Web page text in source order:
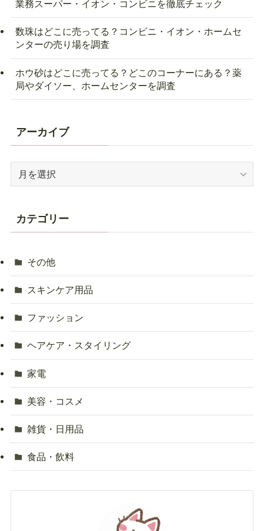
業務スーパー・イオン・コンビニを徹底チェック
数珠はどこに売ってる？コンビニ・イオン・ホームセ
ンターの売り場を調査
ホウ砂はどこに売ってる？どこのコーナーにある？薬
局やダイソー、ホームセンターを調査
アーカイブ
ブ
カテゴリー
その他
スキンケア用品
ファッション
ヘアケア・スタイリング
家電
美容・コスメ
雑貨・日用品
食品・飲料